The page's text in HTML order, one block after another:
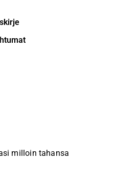
milloin tahansa